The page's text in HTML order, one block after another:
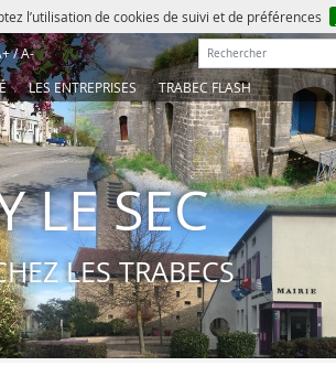
l’utilisation de cookies de suivi et de préférences
/A- Rechercher :
LES ENTREPRISES TRABEC FLASH
LE SEC
LES TRABECS